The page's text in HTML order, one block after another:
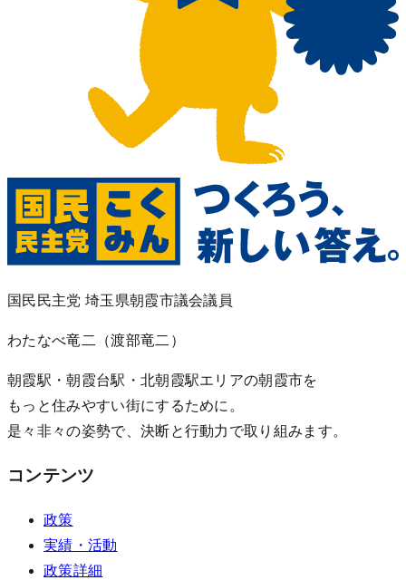
国民民主党 埼玉県朝霞市議会議員
わたなべ竜二 （渡部竜二）
朝霞駅・朝霞台駅・北朝霞駅エリアの朝霞市を
もっと住みやすい街にするために。
是々非々の姿勢で、決断と行動力で取り組みます。
コンテンツ
政策
実績・活動
政策詳細